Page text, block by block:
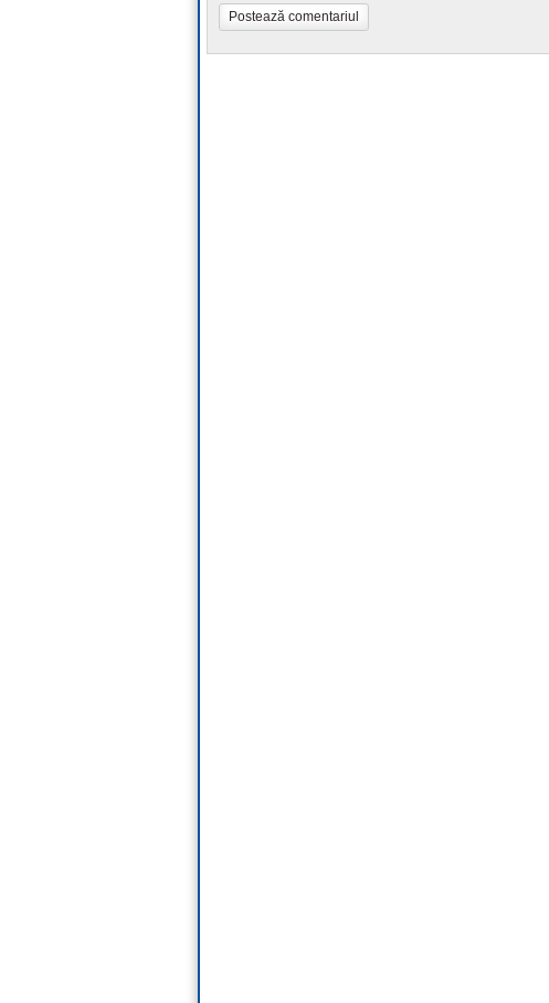
Postează comentariul